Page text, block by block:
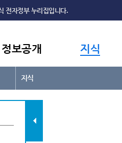
전자정부 누리집입니다.
정보공개 지식
지식